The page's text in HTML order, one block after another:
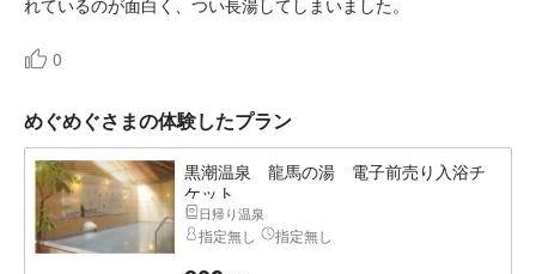
れているのが面白く、つい長湯してしまいました。
0
めぐめぐさまの体験したプラン
黒潮温泉 龍馬の湯 電子前売り入浴チ
ケット
日帰り温泉
指定無し 指定無し